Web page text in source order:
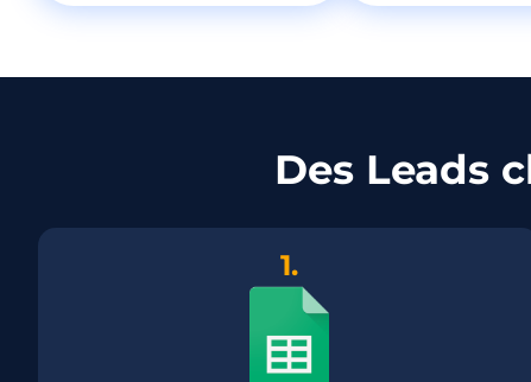
Des Leads
1.